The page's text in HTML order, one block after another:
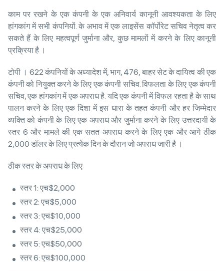
काम पर रखने के एक कंपनी के एक अनिवार्य कानूनी आवश्यकता के लिए
हांगकांग में सभी कंपनियों. के अभाव में एक लाइसेंस कॉर्पोरेट सचिव नेतृत्व कर
सकते हैं के लिए महत्वपूर्ण जुर्माना और, कुछ मामलों में करने के लिए कानूनी
प्रक्रिया है ।
टोपी । 622 कंपनियों के अध्यादेश में, भाग, 476, बाहर सेट के दायित्व की एक
कंपनी को नियुक्त करने के लिए एक कंपनी सचिव. विफलता के लिए एक कंपनी
सचिव, एक हांगकांग में एक अपराध है. यदि एक कंपनी में विफल रहता है के साथ
पालन करने के लिए एक दिशा में इस धारा के तहत कंपनी और हर जिम्मेदार
व्यक्ति को कंपनी के लिए एक अपराध और जुर्माना करने के लिए उत्तरदायी के
स्तर 6 और मामले की एक सतत अपराध करने के लिए एक और आगे ठीक
2,000 डॉलर के लिए प्रत्येक दिन के दौरान जो अपराध जारी है ।
ठीक स्तर के अपराध के लिए
स्तर 1: एच$2,000
स्तर 2: एच$5,000
स्तर 3: एच$10,000
स्तर 4: एच$25,000
स्तर 5: एच$50,000
स्तर 6: एच$100,000